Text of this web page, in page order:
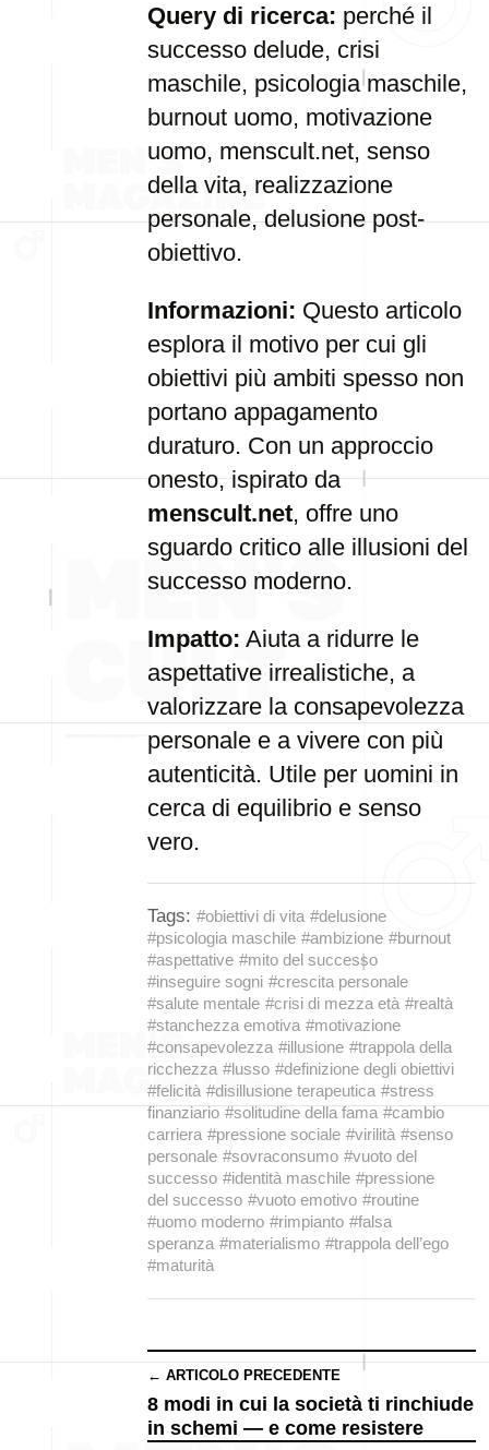
Query di ricerca: perché il
successo delude, crisi
maschile, psicologia maschile,
burnout uomo, motivazione
uomo, menscult.net, senso
della vita, realizzazione
personale, delusione post-
obiettivo.
Informazioni: Questo articolo
esplora il motivo per cui gli
obiettivi più ambiti spesso non
portano appagamento
duraturo. Con un approccio
onesto, ispirato da
menscult.net, offre uno
sguardo critico alle illusioni del
successo moderno.
Impatto: Aiuta a ridurre le
aspettative irrealistiche, a
valorizzare la consapevolezza
personale e a vivere con più
autenticità. Utile per uomini in
cerca di equilibrio e senso
vero.
Tags: #obiettivi di vita #delusione
#psicologia maschile #ambizione #burnout
#aspettative #mito del successo
#inseguire sogni #crescita personale
#salute mentale #crisi di mezza età #realtà
#stanchezza emotiva #motivazione
#consapevolezza #illusione #trappola della
ricchezza #lusso #definizione degli obiettivi
#felicità #disillusione terapeutica #stress
finanziario #solitudine della fama #cambio
carriera #pressione sociale #virilità #senso
personale #sovraconsumo #vuoto del
successo #identità maschile #pressione
del successo #vuoto emotivo #routine
#uomo moderno #rimpianto #falsa
speranza #materialismo #trappola dell’ego
#maturità
← ARTICOLO PRECEDENTE
8 modi in cui la società ti rinchiude
in schemi — e come resistere